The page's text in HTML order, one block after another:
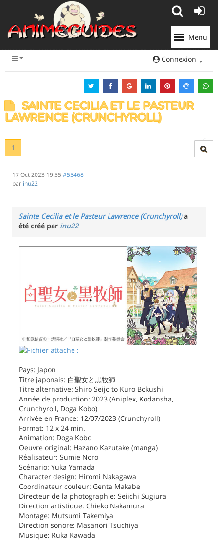
Menu
Connexion
SAINTE CECILIA ET LE PASTEUR
LAWRENCE (CRUNCHYROLL)
1
17 Oct 2023 19:55 #55468
par inu22
Sainte Cecilia et le Pasteur Lawrence (Crunchyroll)a
été créé par inu22
Pays: Japon
Titre japonais: 白聖女と黒牧師
Titre alternative: Shiro Seijo to Kuro Bokushi
Année de production: 2023 (Aniplex, Kodansha,
Crunchyroll, Doga Kobo)
Arrivée en France: 12/07/2023 (Crunchyroll)
Format: 12 x 24 min.
Animation: Doga Kobo
Oeuvre original: Hazano Kazutake (manga)
Réalisateur: Sumie Noro
Scénario: Yuka Yamada
Character design: Hiromi Nakagawa
Coordinateur couleur: Genta Makabe
Directeur de la photographie: Seiichi Sugiura
Direction artistique: Chieko Nakamura
Montage: Mutsumi Takemiya
Direction sonore: Masanori Tsuchiya
Musique: Ruka Kawada
Panneau de gestion des cookies